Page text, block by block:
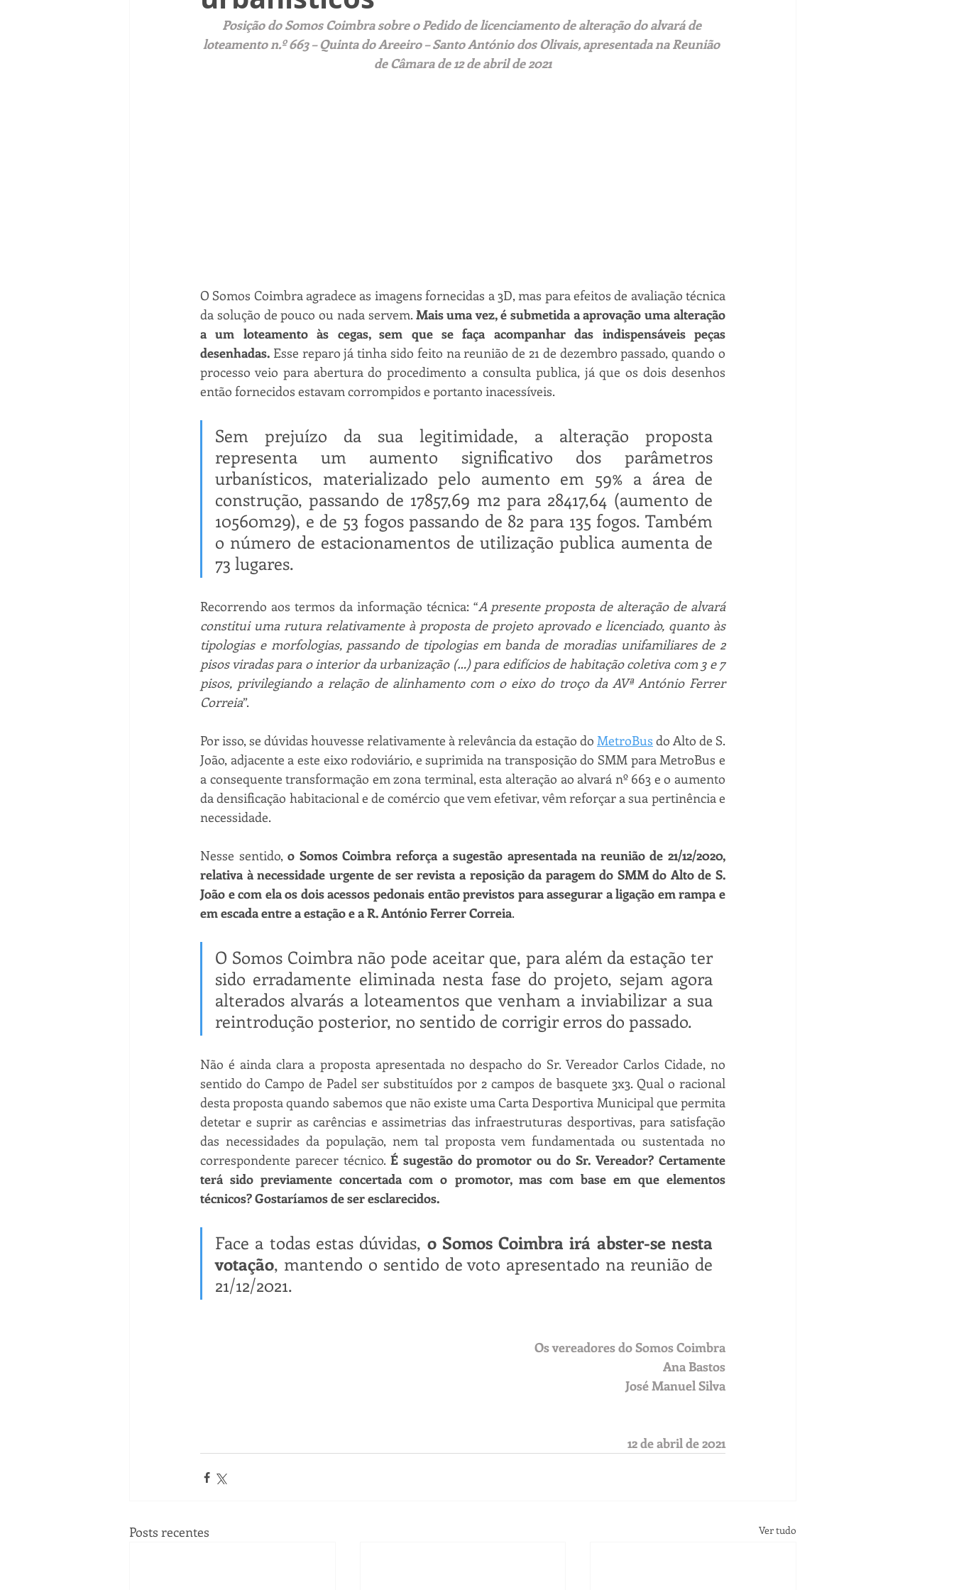
Posição do Somos Coimbra sobre o Pedido de licenciamento de alteração do alvará de
loteamento n.º 663 – Quinta do Areeiro – Santo António dos Olivais, apresentada na Reunião
de Câmara de 12 de abril de 2021
O Somos Coimbra agradece as imagens fornecidas a 3D, mas para efeitos de avaliação técnica
da solução de pouco ou nada servem. Mais uma vez, é submetida a aprovação uma alteração
a um loteamento às cegas, sem que se faça acompanhar das indispensáveis peças
desenhadas. Esse reparo já tinha sido feito na reunião de 21 de dezembro passado, quando o
processo veio para abertura do procedimento a consulta publica, já que os dois desenhos
então fornecidos estavam corrompidos e portanto inacessíveis.
Sem prejuízo da sua legitimidade, a alteração proposta
representa um aumento significativo dos parâmetros
urbanísticos, materializado pelo aumento em 59% a área de
construção, passando de 17857,69 m2 para 28417,64 (aumento de
10560m29), e de 53 fogos passando de 82 para 135 fogos. Também
o número de estacionamentos de utilização publica aumenta de
73 lugares.
Recorrendo aos termos da informação técnica: “A presente proposta de alteração de alvará
constitui uma rutura relativamente à proposta de projeto aprovado e licenciado, quanto às
tipologias e morfologias, passando de tipologias em banda de moradias unifamiliares de 2
pisos viradas para o interior da urbanização (…) para edifícios de habitação coletiva com 3 e 7
pisos, privilegiando a relação de alinhamento com o eixo do troço da AVª António Ferrer
Correia”.
Por isso, se dúvidas houvesse relativamente à relevância da estação do MetroBus do Alto de S.
João, adjacente a este eixo rodoviário, e suprimida na transposição do SMM para MetroBus e
a consequente transformação em zona terminal, esta alteração ao alvará nº 663 e o aumento
da densificação habitacional e de comércio que vem efetivar, vêm reforçar a sua pertinência e
necessidade.
Nesse sentido, o Somos Coimbra reforça a sugestão apresentada na reunião de 21/12/2020,
relativa à necessidade urgente de ser revista a reposição da paragem do SMM do Alto de S.
João e com ela os dois acessos pedonais então previstos para assegurar a ligação em rampa e
em escada entre a estação e a R. António Ferrer Correia.
O Somos Coimbra não pode aceitar que, para além da estação ter
sido erradamente eliminada nesta fase do projeto, sejam agora
alterados alvarás a loteamentos que venham a inviabilizar a sua
reintrodução posterior, no sentido de corrigir erros do passado.
Não é ainda clara a proposta apresentada no despacho do Sr. Vereador Carlos Cidade, no
sentido do Campo de Padel ser substituídos por 2 campos de basquete 3x3. Qual o racional
desta proposta quando sabemos que não existe uma Carta Desportiva Municipal que permita
detetar e suprir as carências e assimetrias das infraestruturas desportivas, para satisfação
das necessidades da população, nem tal proposta vem fundamentada ou sustentada no
correspondente parecer técnico. É sugestão do promotor ou do Sr. Vereador? Certamente
terá sido previamente concertada com o promotor, mas com base em que elementos
técnicos? Gostaríamos de ser esclarecidos.
Face a todas estas dúvidas, o Somos Coimbra irá abster-se nesta
votação, mantendo o sentido de voto apresentado na reunião de
21/12/2021.
Os vereadores do Somos Coimbra
Ana Bastos
José Manuel Silva
12 de abril de 2021
Posts recentes Ver tudo